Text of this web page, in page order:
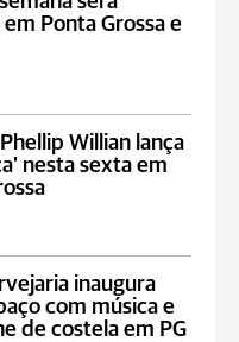
Ponta Grossa e
Willian lança
nesta sexta em
inaugura
com música e
de costela em PG